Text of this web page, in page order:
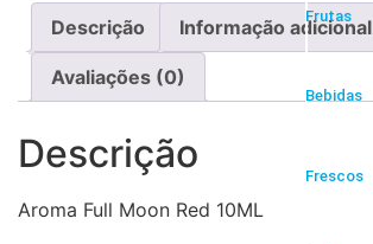
Frutas
Bebidas
Frescos
Descrição Informação adicional
Avaliações (0)
Descrição
Aroma Full Moon Red 10ML